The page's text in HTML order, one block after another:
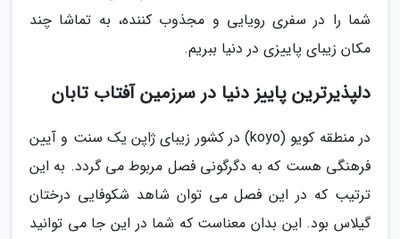
شما را در سفری رویایی و مجذوب کننده، به تماشا چند
مکان زیبای پاییزی در دنیا ببریم.
دلپذیرترین پاییز دنیا در سرزمین آفتاب تابان
در منطقه کویو (koyo) در کشور زیبای ژاپن یک سنت و آیین
فرهنگی هست که به دگرگونی فصل مربوط می گردد. به این
ترتیب که در این فصل می توان شاهد شکوفایی درختان
گیلاس بود. این بدان معناست که شما در این جا می توانید